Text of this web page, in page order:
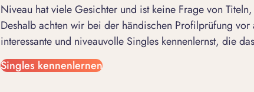
Niveau hat viele Gesichter und ist keine Frage von
Deshalb achten wir bei der händischen Profilprüfung
interessante und niveauvolle Singles kennenlernst, die
Singles kennenlernen